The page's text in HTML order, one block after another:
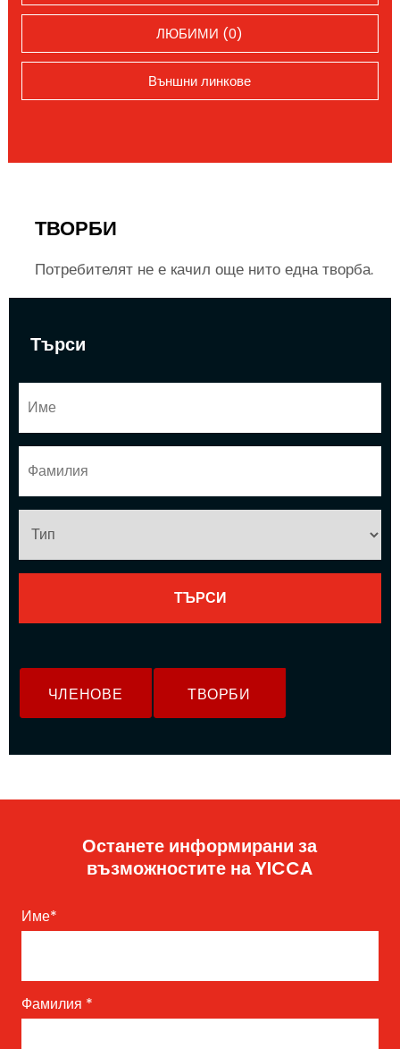
Търси
ЧЛЕНОВЕ ТВОРБИ
ЛЮБИМИ (0)
Външни линкове
ТВОРБИ
Потребителят не е качил още нито една творба.
Останете информирани за
възможностите на YICCA
Име*
Фамилия *